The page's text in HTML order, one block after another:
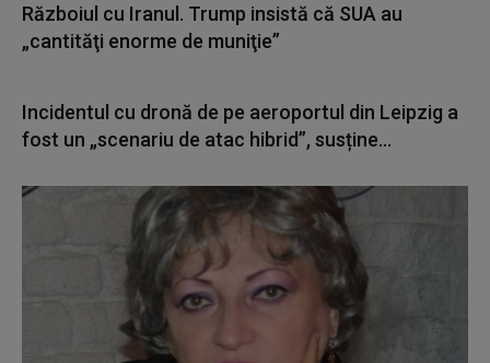
Războiul cu Iranul. Trump insistă că SUA au
„cantităţi enorme de muniţie”
Incidentul cu dronă de pe aeroportul din Leipzig a
fost un „scenariu de atac hibrid”, susține...